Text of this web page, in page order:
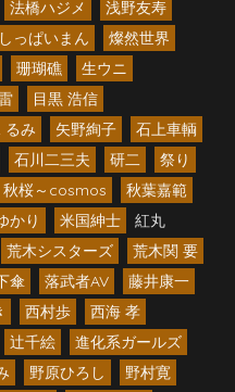
法橋ハジメ
浅野友寿
っぱいまん
燦然世界
珊瑚礁
生ウニ
目黒 浩信
るみ 矢野絢子
石上車輌
石川二三夫 研二
祭り
秋桜～cosmos
秋葉嘉範
かり 米国紳士
紅丸
荒木シスターズ
荒木関 要
傘 落武者AV
藤井康一
西村歩
西海 孝
辻千絵
進化系ガールズ
野原ひろし
野村寛